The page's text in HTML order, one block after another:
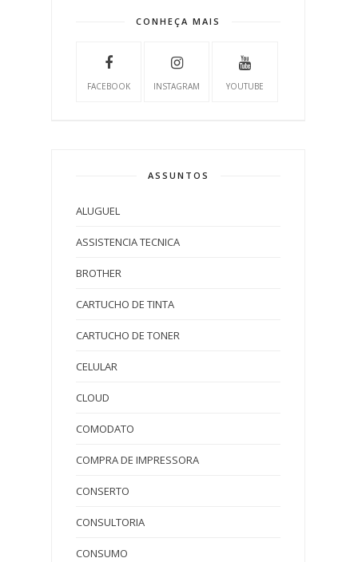
CONHEÇA MAIS
FACEBOOK INSTAGRAM YOUTUBE
ASSUNTOS
ALUGUEL
ASSISTENCIA TECNICA
BROTHER
CARTUCHO DE TINTA
CARTUCHO DE TONER
CELULAR
CLOUD
COMODATO
COMPRA DE IMPRESSORA
CONSERTO
CONSULTORIA
CONSUMO